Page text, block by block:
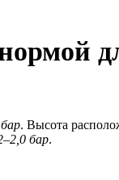
. Высота
бар.